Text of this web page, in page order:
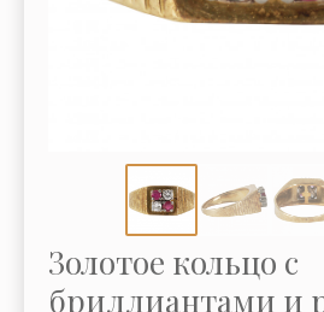
Золотое кольцо с
бриллиантами и